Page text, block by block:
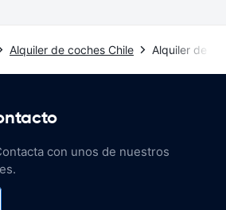
Alquiler de coches Chile Alquiler de
con unos de nuestros